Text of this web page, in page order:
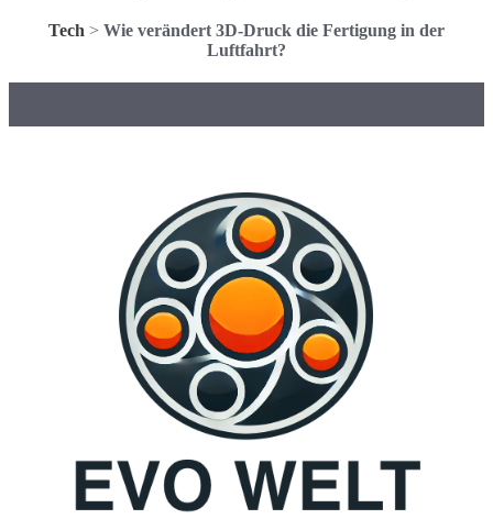
Tech > Wie verändert 3D-Druck die Fertigung in der
Luftfahrt?